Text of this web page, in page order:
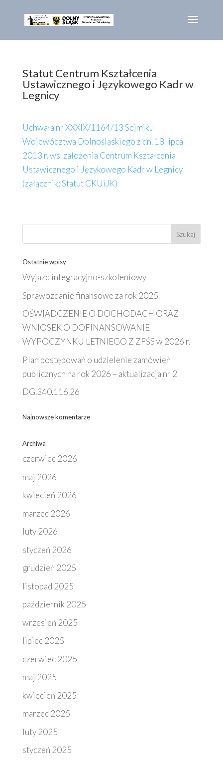
Statut Centrum Kształcenia
Ustawicznego i Językowego Kadr w
Legnicy
Uchwała nr XXXIX/1164/13 Sejmiku
Województwa Dolnośląskiego z dn. 18 lipca
2013 r. ws. założenia Centrum Kształcenia
Ustawicznego i Językowego Kadr w Legnicy
(załącznik: Statut CKUiJK)
Ostatnie wpisy
Wyjazd integracyjno-szkoleniowy
Sprawozdanie finansowe za rok 2025
OŚWIADCZENIE O DOCHODACH ORAZ
WNIOSEK O DOFINANSOWANIE
WYPOCZYNKU LETNIEGO Z ZFŚS w 2026 r.
Plan postępowań o udzielenie zamówień
publicznych na rok 2026 – aktualizacja nr 2
DG.340.116.26
Najnowsze komentarze
Archiwa
czerwiec 2026
maj 2026
kwiecień 2026
marzec 2026
luty 2026
styczeń 2026
grudzień 2025
listopad 2025
październik 2025
wrzesień 2025
lipiec 2025
czerwiec 2025
maj 2025
kwiecień 2025
marzec 2025
luty 2025
styczeń 2025